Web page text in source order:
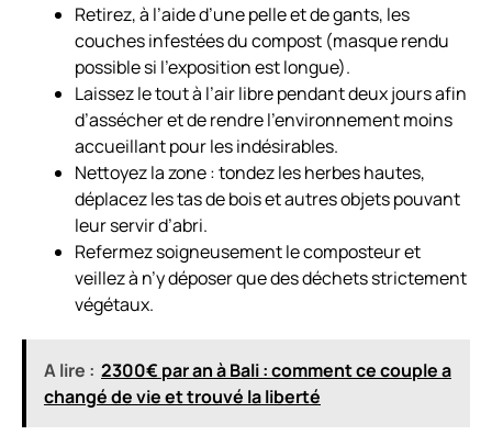
Retirez, à l’aide d’une pelle et de gants, les
couches infestées du compost (masque rendu
possible si l’exposition est longue).
Laissez le tout à l’air libre pendant deux jours afin
d’assécher et de rendre l’environnement moins
accueillant pour les indésirables.
Nettoyez la zone : tondez les herbes hautes,
déplacez les tas de bois et autres objets pouvant
leur servir d’abri.
Refermez soigneusement le composteur et
veillez à n’y déposer que des déchets strictement
végétaux.
A lire : 2300€ par an à Bali : comment ce couple a
changé de vie et trouvé la liberté